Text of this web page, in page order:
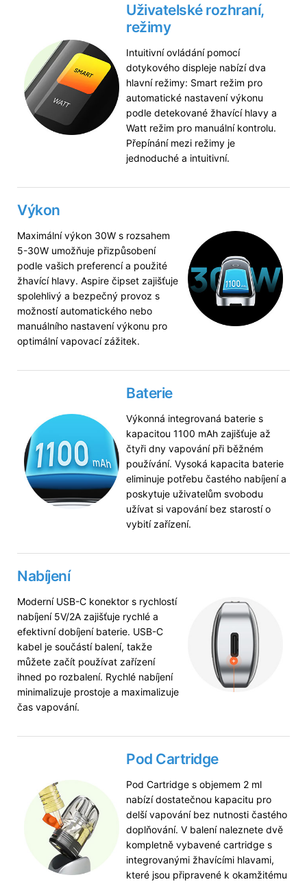
Uživatelské rozhraní,
režimy
Intuitivní ovládání pomocí
dotykového displeje nabízí dva
hlavní režimy: Smart režim pro
automatické nastavení výkonu
podle detekované žhavící hlavy a
Watt režim pro manuální kontrolu.
Přepínání mezi režimy je
jednoduché a intuitivní.
Výkon
Maximální výkon 30W s rozsahem
5-30W umožňuje přizpůsobení
podle vašich preferencí a použité
žhavící hlavy. Aspire čipset zajišťuje
spolehlivý a bezpečný provoz s
možností automatického nebo
manuálního nastavení výkonu pro
optimální vapovací zážitek.
Baterie
Výkonná integrovaná baterie s
kapacitou 1100 mAh zajišťuje až
čtyři dny vapování při běžném
používání. Vysoká kapacita baterie
eliminuje potřebu častého nabíjení a
poskytuje uživatelům svobodu
užívat si vapování bez starostí o
vybití zařízení.
Nabíjení
Moderní USB-C konektor s rychlostí
nabíjení 5V/2A zajišťuje rychlé a
efektivní dobíjení baterie. USB-C
kabel je součástí balení, takže
můžete začít používat zařízení
ihned po rozbalení. Rychlé nabíjení
minimalizuje prostoje a maximalizuje
čas vapování.
Pod Cartridge
Pod Cartridge s objemem 2 ml
nabízí dostatečnou kapacitu pro
delší vapování bez nutnosti častého
doplňování. V balení naleznete dvě
kompletně vybavené cartridge s
integrovanými žhavícími hlavami,
které jsou připravené k okamžitému